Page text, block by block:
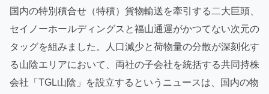
国内の特別積合せ（特積）貨物輸送を牽引する二大巨頭、
セイノーホールディングスと福山通運がかつてない次元の
タッグを組みました。人口減少と荷物量の分散が深刻化す
る山陰エリアにおいて、両社の子会社を統括する共同持株
会社「TGL山陰」を設立するというニュースは、国内の物